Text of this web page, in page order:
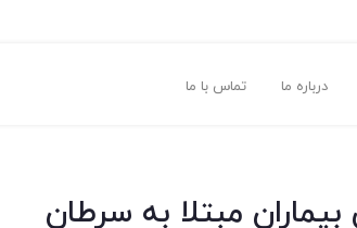
درباره ما تماس با ما
بیماران مبتلا به سرطان